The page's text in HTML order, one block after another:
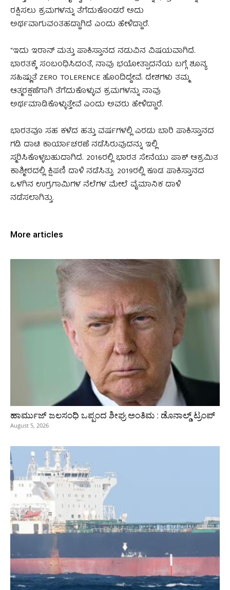
ರಕ್ಷಿಸಲು ಕ್ರಮಗಳನ್ನು ತೆಗೆದುಕೊಂಡರೆ ಅದು
ಅರ್ಥವಾಗುವಂತಹದ್ದಾಗಿದೆ ಎಂದು ಹೇಳಿದ್ದಾರೆ.
“ಇದು ಇರಾನ್ ಮತ್ತು ಪಾಕಿಸ್ತಾನದ ನಡುವಿನ ವಿಷಯವಾಗಿದೆ.
ಭಾರತಕ್ಕೆ ಸಂಬಂಧಿಸಿದಂತೆ, ನಾವು ಭಯೋತ್ಪಾದನೆಯ ಬಗ್ಗೆ ಶೂನ್ಯ
ಸಹಿಷ್ಣುತೆ ZERO TOLERENCE ಹೊಂದಿದ್ದೇವೆ. ದೇಶಗಳು ತಮ್ಮ
ಆತ್ಮರಕ್ಷಣೆಗಾಗಿ ತೆಗೆದುಕೊಳ್ಳುವ ಕ್ರಮಗಳನ್ನು ನಾವು
ಅರ್ಥಮಾಡಿಕೊಳ್ಳುತ್ತೇವೆ ಎಂದು ಅವರು ಹೇಳಿದ್ದಾರೆ.
ಭಾರತವೂ ಸಹ ಕಳೆದ ಹತ್ತು ವರ್ಷಗಳಲ್ಲಿ ಎರಡು ಬಾರಿ ಪಾಕಿಸ್ತಾನದ
ಗಡಿ ದಾಟಿ ಕಾರ್ಯಾಚರಣೆ ನಡೆಸಿರುವುದನ್ನು ಇಲ್ಲಿ
ಸ್ಮರಿಸಿಕೊಳ್ಳಬಹುದಾಗಿದೆ. 2016ರಲ್ಲಿ ಭಾರತ ಸೇನೆಯು ಪಾಕ್‌ ಆಕ್ರಮಿತ
ಕಾಶ್ಮೀರದಲ್ಲಿ ಕ್ಷಿಪಣಿ ದಾಳಿ ನಡೆಸಿತ್ತು. 2019ರಲ್ಲಿ ಕೂಡ ಪಾಕಿಸ್ತಾನದ
ಒಳಗಿನ ಉಗ್ರಗಾಮಿಗಳ ನೆಲೆಗಳ ಮೇಲೆ ವೈಮಾನಿಕ ದಾಳಿ
ನಡೆಸಲಾಗಿತ್ತು.
More articles
ಹಾರ್ಮುಜ್‌ ಜಲಸಂಧಿ ಒಪ್ಪಂದ ಶೀಘ್ರ ಅಂತಿಮ : ಡೊನಾಲ್ಡ್‌ ಟ್ರಂಪ್‌
August 5, 2026